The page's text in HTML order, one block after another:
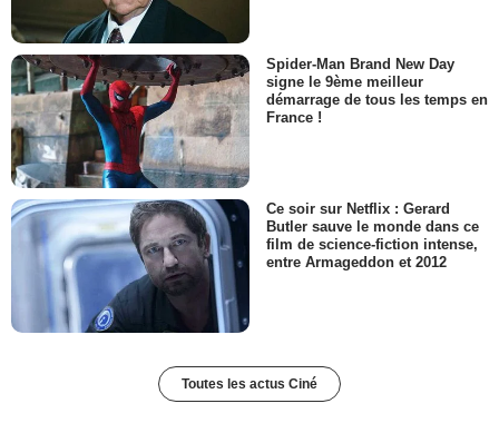
Spider-Man Brand New Day
signe le 9ème meilleur
démarrage de tous les temps en
France !
Ce soir sur Netflix : Gerard
Butler sauve le monde dans ce
film de science-fiction intense,
entre Armageddon et 2012
Toutes les actus Ciné